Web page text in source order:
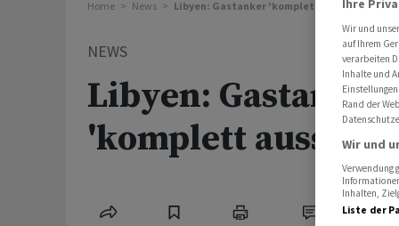
Home News Libyen: Gastanker 'komplett ausser
NEWS
Libyen: Gastanker
'komplett ausser
Wir und
auf Ihrem
verarbeiten
Inhalte und
Rand der
Wir und
Verwendung
Inhalten,
Liste der